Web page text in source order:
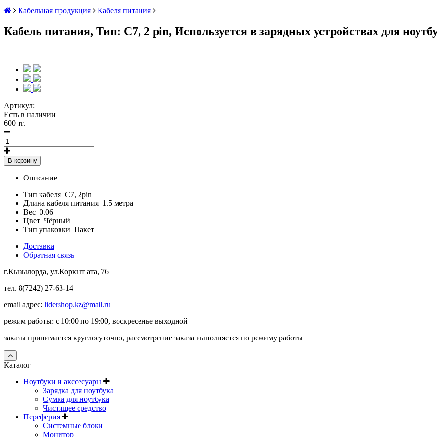
Кабельная продукция Кабеля питания
Кабель питания, Тип: С7, 2 pin, Используется в зарядных устройствах для
Артикул:
Есть в наличии
600 тг.
В корзину
Описание
Тип кабеля C7, 2pin
Длина кабеля питания 1.5 метра
Вес 0.06
Цвет Чёрный
Тип упаковки Пакет
Доставка
Обратная связь
г.Кызылорда, ул.Коркыт ата, 76
тел. 8(7242) 27-63-14
email адрес: lidershop.kz@mail.ru
режим работы: с 10:00 по 19:00, воскресенье выходной
заказы принимается круглосуточно, рассмотрение заказа выполняется по режиму работы
Каталог
Ноутбуки и акссесуары
Зарядка для ноутбука
Сумка для ноутбука
Чистящее средство
Переферия
Системные блоки
Монитор